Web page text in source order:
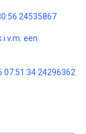
24535867
een
07:51:34 24296362